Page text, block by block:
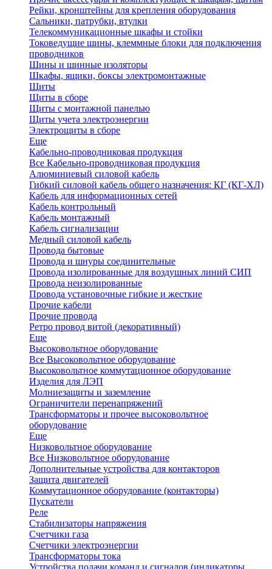
Рейки, кронштейны для крепления оборудования
Сальники, патрубки, втулки
Телекоммуникационные шкафы и стойки
Токоведущие шины, клеммные блоки для подключения
проводников
Шины и шинные изоляторы
Шкафы, ящики, боксы электромонтажные
Щиты
Щиты в сборе
Щиты с монтажной панелью
Щиты учета электроэнергии
Электрощиты в сборе
Еще
Кабельно-проводниковая продукция
Все Кабельно-проводниковая продукция
Алюминиевый силовой кабель
Гибкий силовой кабель общего назначения: КГ (КГ-ХЛ)
Кабель для информационных сетей
Кабель контрольный
Кабель монтажный
Кабель сигнализации
Медный силовой кабель
Провода бытовые
Провода и шнуры соединительные
Провода изолированные для воздушных линий СИП
Провода неизолированные
Провода установочные гибкие и жесткие
Прочие кабели
Прочие провода
Ретро провод витой (декоративный)
Еще
Высоковольтное оборудование
Все Высоковольтное оборудование
Высоковольтное коммутационное оборудование
Изделия для ЛЭП
Молниезащиты и заземление
Ограничители перенапряжений
Трансформаторы и прочее высоковольтное
оборудование
Еще
Низковольтное оборудование
Все Низковольтное оборудование
Дополнительные устройства для контакторов
Защита двигателей
Коммутационное оборудование (контакторы)
Пускатели
Реле
Стабилизаторы напряжения
Счетчики газа
Счетчики электроэнергии
Трансформаторы тока
Устройства подачи команд и сигналов (индикаторы,